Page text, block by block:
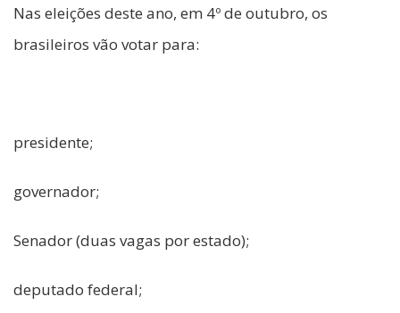
Nas eleições deste ano, em 4º de outubro, os
brasileiros vão votar para:
presidente;
governador;
Senador (duas vagas por estado);
deputado federal;